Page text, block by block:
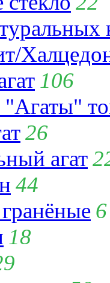
106
26
агат
44
6
18